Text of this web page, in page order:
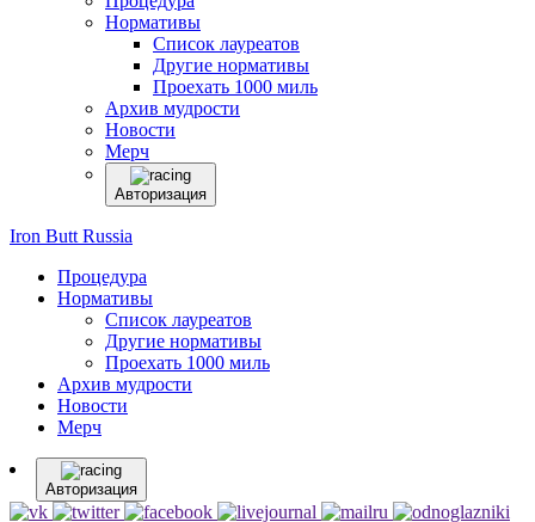
Нормативы
Список лауреатов
Другие нормативы
Проехать 1000 миль
Архив мудрости
Новости
Мерч
Авторизация
Iron Butt Russia
Процедура
Нормативы
Список лауреатов
Другие нормативы
Проехать 1000 миль
Архив мудрости
Новости
Мерч
Авторизация